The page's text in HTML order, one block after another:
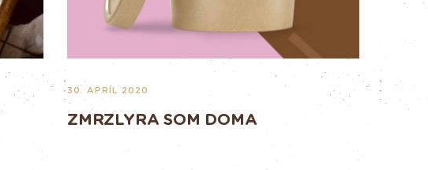
30. APRÍL 2020
ZMRZLYRA SOM DOMA